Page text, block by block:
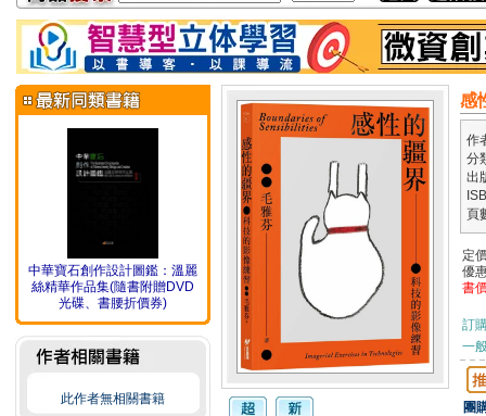
中華寶石創作設計圖鑑：溫麗
絲精華作品集(隨書附贈DVD
光碟、書腰折價券)
此作者無相關書籍
感
作
分
出
頁
定
優
書
訂
一
團